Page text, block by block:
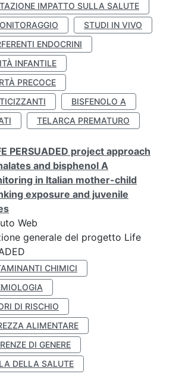
IMPATTO SULLA SALUTE
STUDI IN VIVO
ENDOCRINI
INFANTILE
PRECOCE
BISFENOLO A
TELARCA PREMATURO
PERSUADED project approach
and bisphenol A
in Italian mother-child
exposure and juvenile
Web
generale del progetto Life
CHIMICI
DI RISCHIO
ALIMENTARE
DI GENERE
DELLA SALUTE